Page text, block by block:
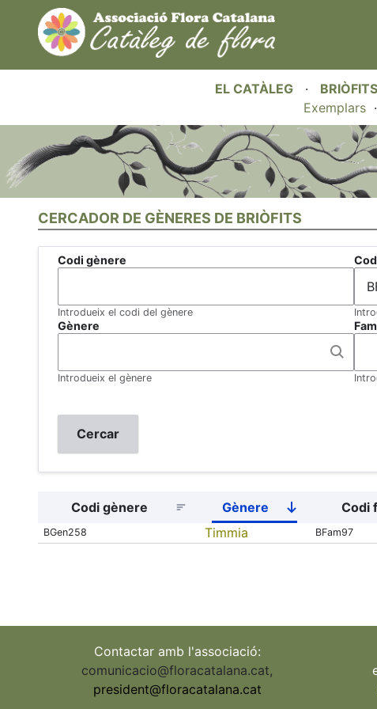
EL CATÀLEG · BRIÒFITS
Exemplars·
CERCADOR DE GÈNERES DE BRIÒFITS
Codi gènere
Introdueix el codi del gènere
Gènere
Introdueix el gènere
Codi gènere Gènere
Sort
descending
Codi
BGen258 Timmia BFam97
Contactar amb l'associació:
comunicacio@floracatalana.cat,
president@floracatalana.cat